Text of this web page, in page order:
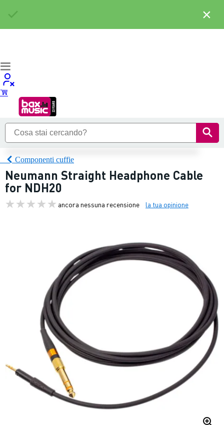
Componenti cuffie
Neumann Straight Headphone Cable
for NDH20
ancora nessuna recensione la tua opinione
×